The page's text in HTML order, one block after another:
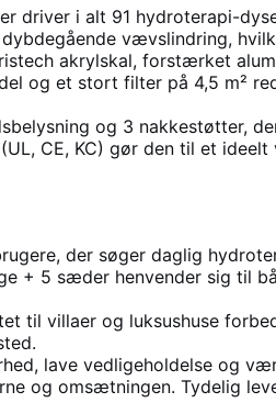
driver i alt 91 hydroterapi-
vævslindring,
akrylskal, forstærket
og et stort filter på 4,5 m²
og 3 nakkestøtter,
CE, KC) gør den til et
der søger daglig
+ 5 sæder henvender sig til
til villaer og luksushuse
lave vedligeholdelse og
og omsætningen. Tydelig